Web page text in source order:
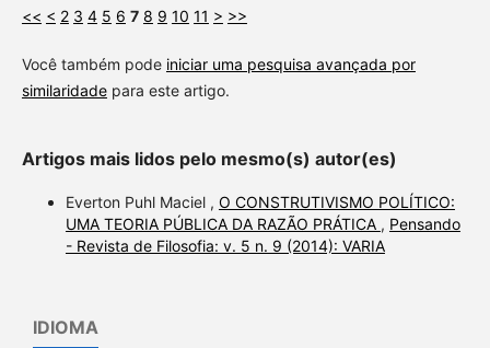
<< < 2 3 4 5 6 7 8 9 10 11 > >>
Você também pode iniciar uma pesquisa avançada por
similaridadepara este artigo.
Artigos mais lidos pelo mesmo(s) autor(es)
Everton Puhl Maciel , O CONSTRUTIVISMO POLÍTICO:
UMA TEORIA PÚBLICA DA RAZÃO PRÁTICA , Pensando
- Revista de Filosofia: v. 5 n. 9 (2014): VARIA
IDIOMA